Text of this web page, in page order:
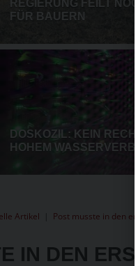
IM HALBJAHR
MIO. EURO
Artikel Post musste in den
IN DEN